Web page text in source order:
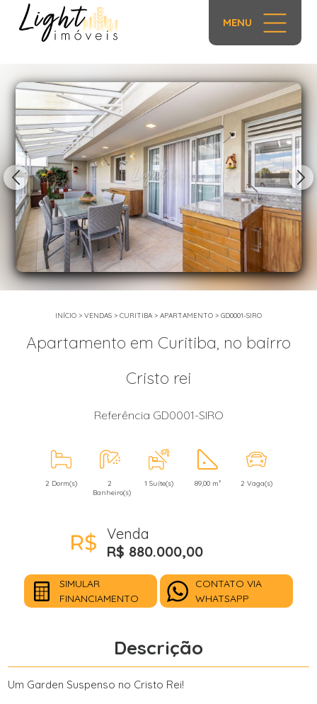
MENU
INÍCIO > VENDAS > CURITIBA > APARTAMENTO > GD0001-SIRO
Apartamento em Curitiba, no bairro
Cristo rei
Referência GD0001-SIRO
2 Dorm(s)
2
Banheiro(s)
1 Suíte(s) 89,00 m² 2 Vaga(s)
Venda
R$ 880.000,00
SIMULAR
FINANCIAMENTO
CONTATO VIA
WHATSAPP
Descrição
Um Garden Suspenso no Cristo Rei!